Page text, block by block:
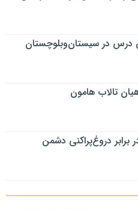
تالاب‌ هامون
برابر دروغ‌پراکنی دشمن